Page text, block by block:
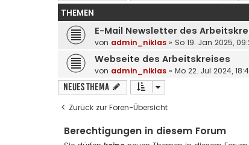
THEMEN
E-Mail Newsletter des
von admin_niklas » So 19. Jan 2025,
Webseite des Arbeitskreises
von admin_niklas » Mo 22. Jul 2024,
Neues Thema
Zurück zur Foren-Übersicht
Berechtigungen in diesem Forum